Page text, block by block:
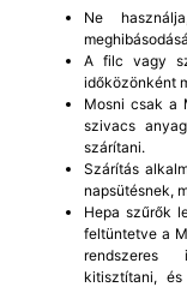
Ne
A filc vagy
időközönként
Mosni csak a
szivacs
szárítani.
Szárítás
napsütésnek,
Hepa szűrők
feltüntetve a
rendszeres
kitisztítani,